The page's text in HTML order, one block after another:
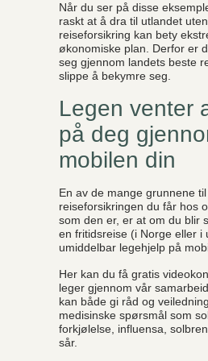
Når du ser på disse
raskt at å dra til utlandet
reiseforsikring kan bety
økonomiske plan. Derfor er
seg gjennom landets beste
slippe å bekymre seg.
Legen venter
på deg
mobilen din
En av de mange grunnene
reiseforsikringen du får hos
som den er, er at om du blir
en fritidsreise (i Norge eller i
umiddelbar legehjelp på
Her kan du få gratis
leger gjennom vår
kan både gi råd og
medisinske spørsmål som
forkjølelse, influensa,
sår.